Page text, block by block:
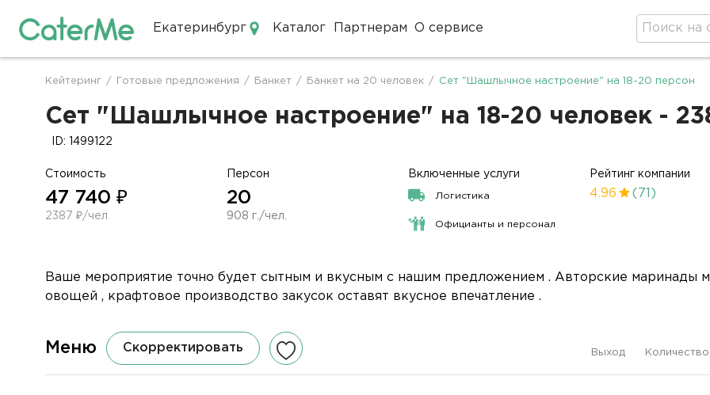
Екатеринбург Каталог Партнерам О сервисе
Строка
навигации
Кейтеринг / Готовые предложения / Банкет / Банкет на 20 человек / Сет "Шашлычное настроение" на 18-20 персон
Сет "Шашлычное настроение" на 18-20 человек -
ID: 1499122
Стоимость
47 740 ₽
2387 ₽/чел
Персон
20
908 г./чел.
Включенные услуги
Логистика
Официанты и персонал
Рейтинг компании
4.96 (71)
Ваше мероприятие точно будет сытным и вкусным с нашим предложением . Авторские маринады
овощей , крафтовое производство закусок оставят вкусное впечатление .
Меню Скорректировать Выход Количество